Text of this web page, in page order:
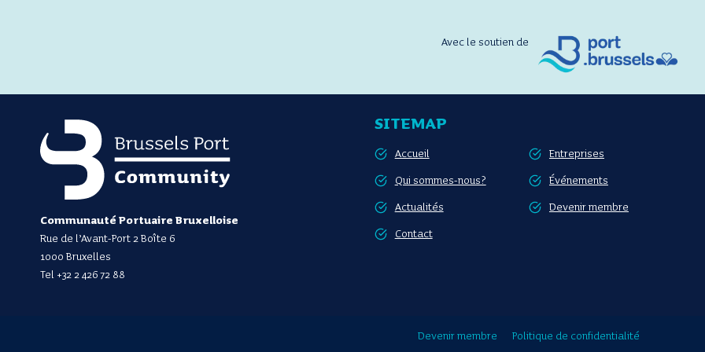
Avec le soutien de
Communauté Portuaire Bruxelloise
Rue de l’Avant-Port 2 Boîte 6
1000 Bruxelles
Tel +32 2 426 72 88
SITEMAP
Accueil Entreprises
Qui sommes-nous? Événements
Actualités Devenir membre
Contact
Devenir membre Politique de confidentialité